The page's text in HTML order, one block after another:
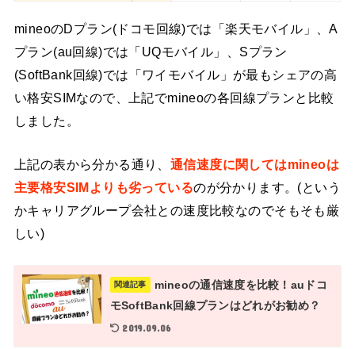
mineoのDプラン(ドコモ回線)では「楽天モバイル」、A
プラン(au回線)では「UQモバイル」、Sプラン
(SoftBank回線)では「ワイモバイル」が最もシェアの高
い格安SIMなので、上記でmineoの各回線プランと比較
しました。
上記の表から分かる通り、 通信速度に関してはmineoは
主要格安SIMよりも劣っているのが分かります。(という
かキャリアグループ会社との速度比較なのでそもそも厳
しい)
関連記事
mineoの通信速度を比較！auドコ
モSoftBank回線プランはどれがお勧め？
2019.09.06